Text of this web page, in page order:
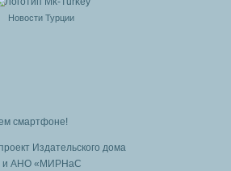
Новости Турции
смартфоне!
Издательского дома
и АНО «МИРНаС